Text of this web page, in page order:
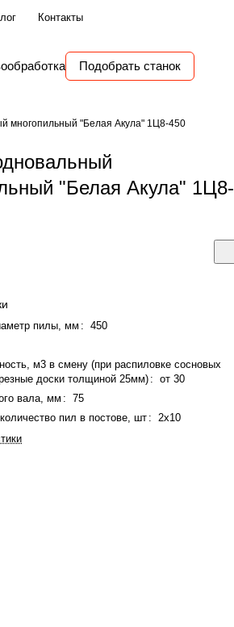
Контакты
Подобрать станок
многопильный "Белая Акула" 1Ц8-450
"Белая Акула" 1Ц8-
пилы, мм :
450
м3 в смену (при распиловке сосновых
доски толщиной 25мм):
от 30
вала, мм :
75
пил в постове, шт:
2x10